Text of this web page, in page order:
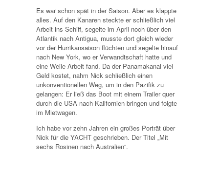
Es war schon spät in der Saison. Aber es klappte
alles. Auf den Kanaren steckte er schließlich viel
Arbeit ins Schiff, segelte im April noch über den
Atlantik nach Antigua, musste dort gleich wieder
vor der Hurrikansaison flüchten und segelte hinauf
nach New York, wo er Verwandtschaft hatte und
eine Weile Arbeit fand. Da der Panamakanal viel
Geld kostet, nahm Nick schließlich einen
unkonventionellen Weg, um in den Pazifik zu
gelangen: Er ließ das Boot mit einem Trailer quer
durch die USA nach Kalifornien bringen und folgte
im Mietwagen.
Ich habe vor zehn Jahren ein großes Porträt über
Nick für die YACHT geschrieben. Der Titel „Mit
sechs Rosinen nach Australien“.